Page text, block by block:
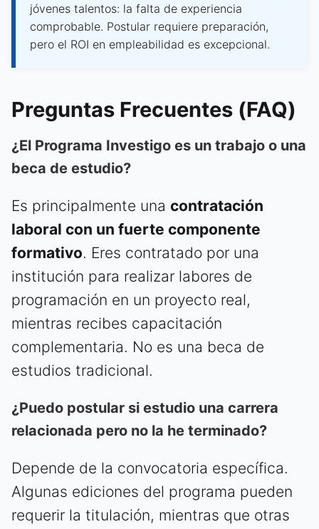
jóvenes talentos: la falta de experiencia
comprobable. Postular requiere preparación,
pero el ROI en empleabilidad es excepcional.
Preguntas Frecuentes (FAQ)
¿El Programa Investigo es un trabajo o una
beca de estudio?
Es principalmente una contratación
laboral con un fuerte componente
formativo. Eres contratado por una
institución para realizar labores de
programación en un proyecto real,
mientras recibes capacitación
complementaria. No es una beca de
estudios tradicional.
¿Puedo postular si estudio una carrera
relacionada pero no la he terminado?
Depende de la convocatoria específica.
Algunas ediciones del programa pueden
requerir la titulación, mientras que otras